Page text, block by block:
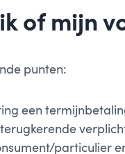
of mijn
punten:
een
particulier